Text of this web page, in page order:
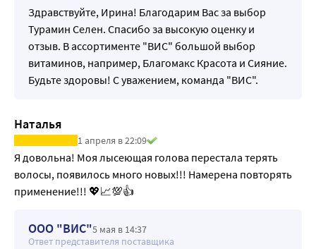
Здравствуйте, Ирина! Благодарим Вас за выбор
Турамин Селен. Спасибо за высокую оценку и
отзыв. В ассортименте "ВИС" большой выбор
витаминов, например, Благомакс Красота и Сияние.
Будьте здоровы! С уважением, команда "ВИС".
Наталья
1 апреля в 22:09
Я довольна! Моя лысеющая голова перестала терять
волосы, появилось много новых!!! Намерена повторять
применение!!! 💖📈💯👍
ООО "ВИС"5 мая в 14:37
Ответ представителя поставщика